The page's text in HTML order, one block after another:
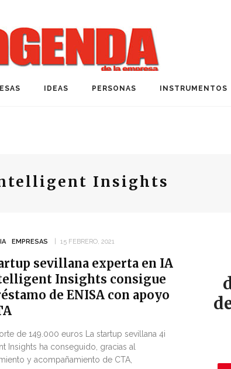
IDEAS PERSONAS INSTRUMENTOS
Insights
EMPRESAS 15 FEBRERO, 2021
sevillana experta en IA
Insights consigue
de ENISA con apoyo
de 149.000 euros La startup sevillana 4i
Insights ha conseguido, gracias al
y acompañamiento de CTA,